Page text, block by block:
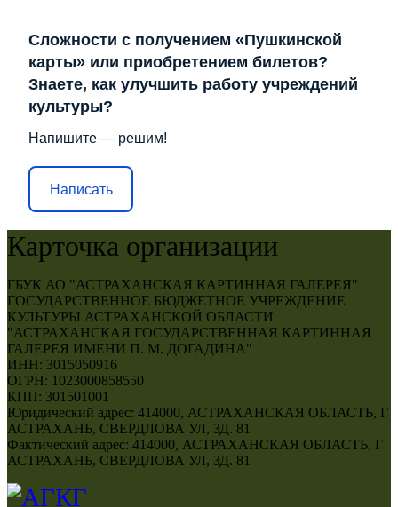
Сложности с получением «Пушкинской
карты» или приобретением билетов?
Знаете, как улучшить работу учреждений
культуры?
Напишите — решим!
Написать
Карточка организации
ГБУК АО "АСТРАХАНСКАЯ КАРТИННАЯ ГАЛЕРЕЯ"
ГОСУДАРСТВЕННОЕ БЮДЖЕТНОЕ УЧРЕЖДЕНИЕ
КУЛЬТУРЫ АСТРАХАНСКОЙ ОБЛАСТИ
"АСТРАХАНСКАЯ ГОСУДАРСТВЕННАЯ КАРТИННАЯ
ГАЛЕРЕЯ ИМЕНИ П. М. ДОГАДИНА"
ИНН: 3015050916
ОГРН: 1023000858550
КПП: 301501001
Юридический адрес: 414000, АСТРАХАНСКАЯ ОБЛАСТЬ, Г
АСТРАХАНЬ, СВЕРДЛОВА УЛ, ЗД. 81
Фактический адрес: 414000, АСТРАХАНСКАЯ ОБЛАСТЬ, Г
АСТРАХАНЬ, СВЕРДЛОВА УЛ, ЗД. 81